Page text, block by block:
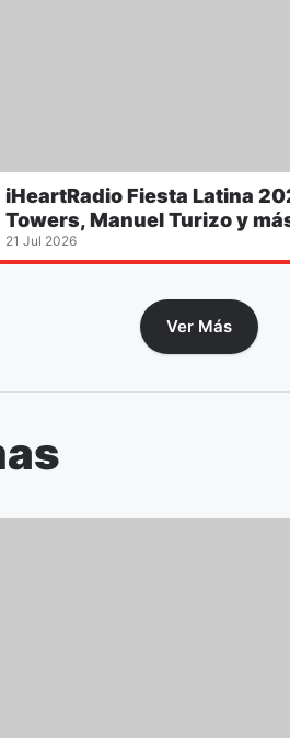
iHeartRadio Fiesta Latina
Towers, Manuel Turizo y
21 Jul 2026
Ver Más